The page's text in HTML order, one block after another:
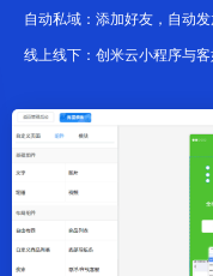
自动私域：添加好友，自动
线上线下：创米云小程序与